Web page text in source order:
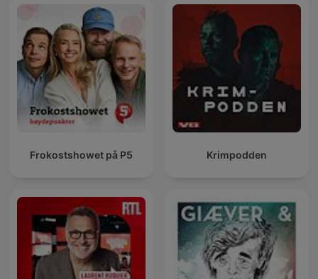
Frokostshowet på P5 Krimpodden